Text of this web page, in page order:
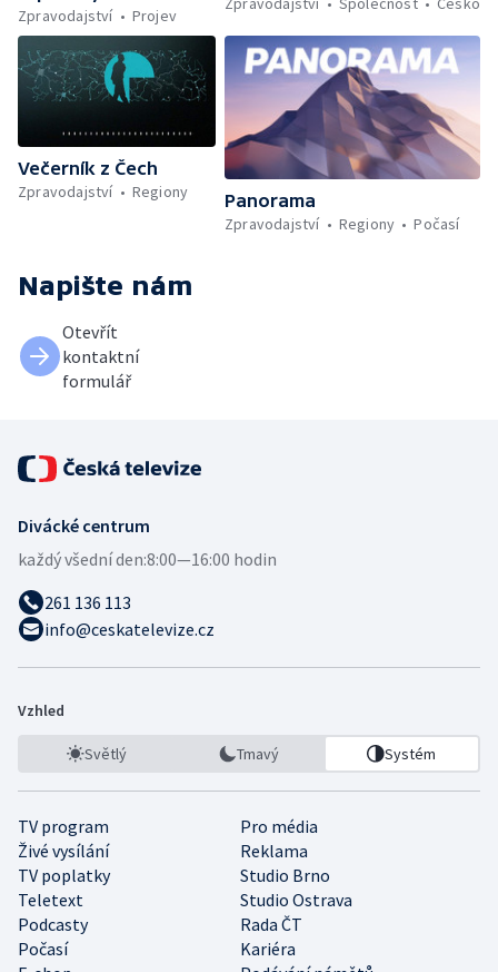
Zpravodajství
Projev
Večerník z Čech
Zpravodajství
Regiony
Panorama
Zpravodajství
Regiony Počasí
Napište nám
Otevřít
kontaktní
formulář
Divácké centrum
každý všední den:8:00—16:00 hodin
261 136 113
info@ceskatelevize.cz
Vzhled
Světlý Tmavý Systém
TV program
Pro média
Živé vysílání
Reklama
TV poplatky
Studio Brno
Teletext
Studio Ostrava
Podcasty
Rada ČT
Počasí
Kariéra